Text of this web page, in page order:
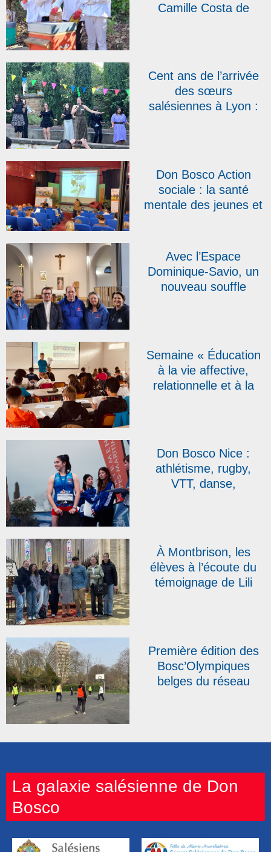
Camille Costa de
Cent ans de l’arrivée
des sœurs
salésiennes à Lyon :
Don Bosco Action
sociale : la santé
mentale des jeunes et
quatrièmes assises
Avec l’Espace
Dominique-Savio, un
nouveau souffle
Semaine « Éducation
à la vie affective,
relationnelle et à la
Sacré-Cœur Don
Bosco de Sainte-
Sigolène
Don Bosco Nice :
athlétisme, rugby,
VTT, danse,
À Montbrison, les
élèves à l’écoute du
témoignage de Lili
Bergen-Belsen
Première édition des
Bosc’Olympiques
belges du réseau
La galaxie salésienne de Don
Bosco